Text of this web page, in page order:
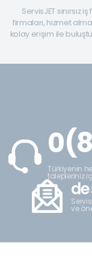
ServisJET sınırsız
firmaları, hizmet alma
kolay erişim ile
Türkiyenin
talepleriniz
ve